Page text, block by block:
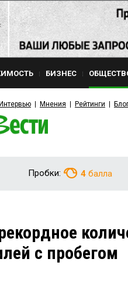
БИЗНЕС
Интервью Мнения Рейтинги
Пробки: 4 балла
с пробегом